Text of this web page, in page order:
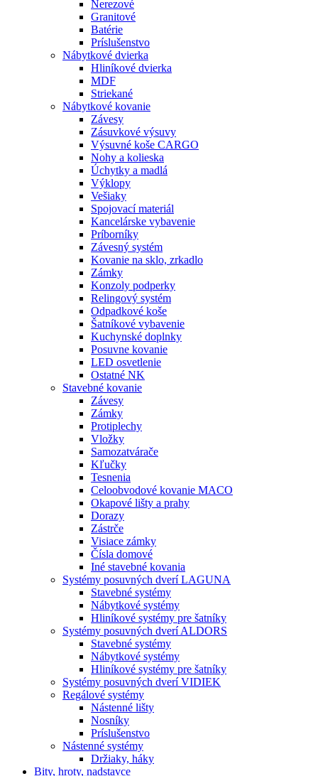
Nerezové
Granitové
Batérie
Príslušenstvo
Nábytkové dvierka
Hliníkové dvierka
MDF
Striekané
Nábytkové kovanie
Závesy
Zásuvkové výsuvy
Výsuvné koše CARGO
Nohy a kolieska
Úchytky a madlá
Výklopy
Vešiaky
Spojovací materiál
Kancelárske vybavenie
Príborníky
Závesný systém
Kovanie na sklo, zrkadlo
Zámky
Konzoly podperky
Relingový systém
Odpadkové koše
Šatníkové vybavenie
Kuchynské doplnky
Posuvne kovanie
LED osvetlenie
Ostatné NK
Stavebné kovanie
Závesy
Zámky
Protiplechy
Vložky
Samozatvárače
Kľučky
Tesnenia
Celoobvodové kovanie MACO
Okapové lišty a prahy
Dorazy
Zástrče
Visiace zámky
Čísla domové
Iné stavebné kovania
Systémy posuvných dverí LAGUNA
Stavebné systémy
Nábytkové systémy
Hliníkové systémy pre šatníky
Systémy posuvných dverí ALDORS
Stavebné systémy
Nábytkové systémy
Hliníkové systémy pre šatníky
Systémy posuvných dverí VIDIEK
Regálové systémy
Nástenné lišty
Nosníky
Príslušenstvo
Nástenné systémy
Držiaky, háky
Bity, hroty, nadstavce